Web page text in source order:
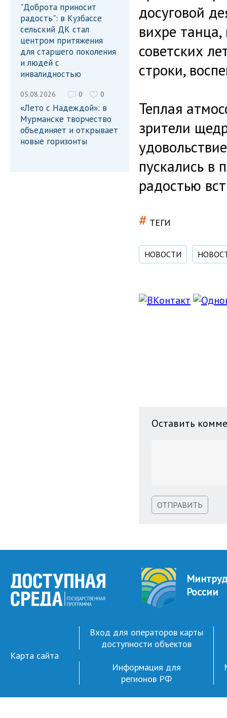
"Доброта приносит
радость": в Кузбассе
сельский ДК стал
центром притяжения
для старшего поколения
и людей с
инвалидностью
05.08.2026 0 0
«Лето с Надеждой»: в
Мурманске творчество
объединяет и открывает
новые горизонты
досуговой
вихре
советских
строки,
Теплая
зрители
пускались в
радостью
# ТЕГИ
НОВОСТИ
Оставить
ОТПРАВИТЬ
Минтруд
России
Карта сайта
Вход для операторов карты
доступности объектов
Информация для
регионов РФ